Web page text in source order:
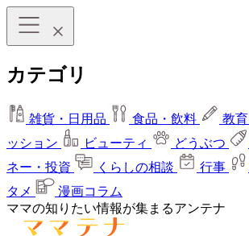
カテゴリ
雑貨・日用品 食品・飲料 教育
ッション
ビューティ どうぶつ
ネー・投資
くらしの相談 行事
タメ
漫画コラム
ママの知りたい情報が集まるアンテナ